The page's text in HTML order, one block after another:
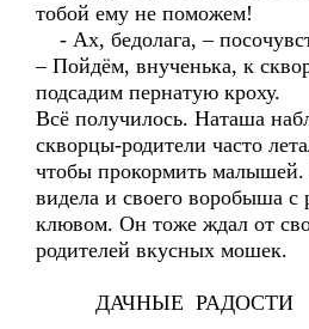
тобой ему не поможем!
- Ах, бедолага, –
– Пойдём, внученька, к
подсадим пернатую кроху.
Всё получилось. Наташа
скворцы-родители часто
чтобы прокормить малышей.
видела и своего воробыша с
клювом. Он тоже ждал от
родителей вкусных мошек.
ДАЧНЫЕ РАДОСТИ